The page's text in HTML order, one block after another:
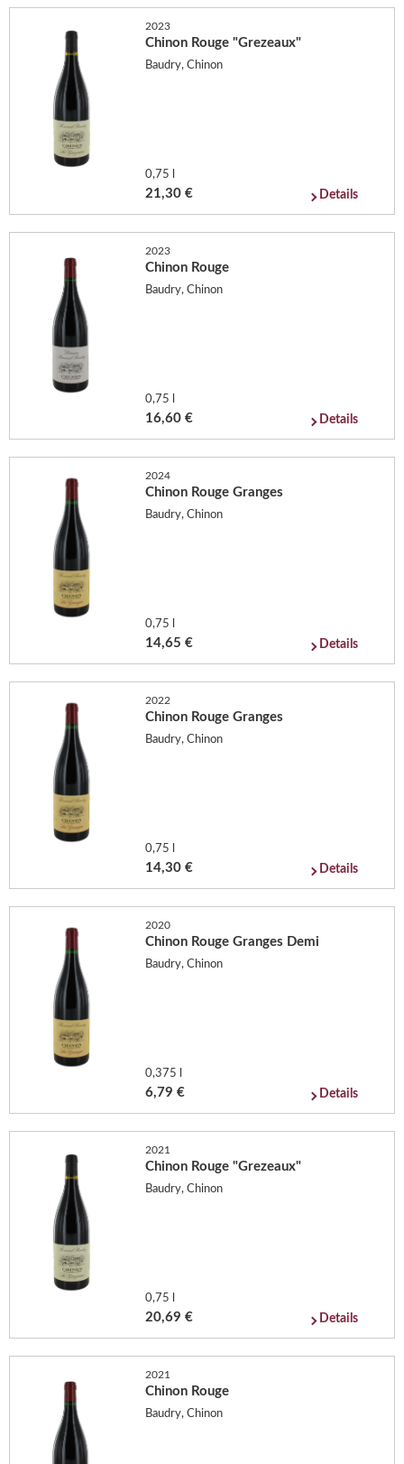
2023
Chinon Rouge "Grezeaux"
Baudry, Chinon
0,75 l
21,30 € Details
2023
Chinon Rouge
Baudry, Chinon
0,75 l
16,60 € Details
2024
Chinon Rouge Granges
Baudry, Chinon
0,75 l
14,65 € Details
2022
Chinon Rouge Granges
Baudry, Chinon
0,75 l
14,30 € Details
2020
Chinon Rouge Granges Demi
Baudry, Chinon
0,375 l
6,79 € Details
2021
Chinon Rouge "Grezeaux"
Baudry, Chinon
0,75 l
20,69 € Details
2021
Chinon Rouge
Baudry, Chinon